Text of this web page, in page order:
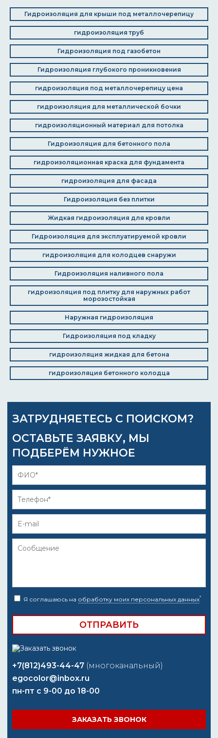
Гидроизоляция для крыши под металлочерепицу
гидроизоляция труб
Гидроизоляция под газобетон
Гидроизоляция глубокого проникновения
гидроизоляция под металлочерепицу цена
гидроизоляция для металлической бочки
гидроизоляционный материал для потолка
Гидроизоляция для бетонного пола
гидроизоляционная краска для фундамента
гидроизоляция для фасада
Гидроизоляция без плитки
Жидкая гидроизоляция для кровли
Гидроизоляция для эксплуатируемой кровли
гидроизоляция для колодцев снаружи
Гидроизоляция наливного пола
гидроизоляция под плитку для наружных работ
морозостойкая
Наружная гидроизоляция
Гидроизоляция под кладку
гидроизоляция жидкая для бетона
гидроизоляция бетонного колодца
ЗАТРУДНЯЕТЕСЬ С ПОИСКОМ?
ОСТАВЬТЕ ЗАЯВКУ, МЫ
ПОДБЕРЁМ НУЖНОЕ
Я соглашаюсь на обработку моих персональных данных*
+7(812)493-44-47 (многоканальный)
egocolor@inbox.ru
пн-пт с 9-00 до 18-00
ЗАКАЗАТЬ ЗВОНОК